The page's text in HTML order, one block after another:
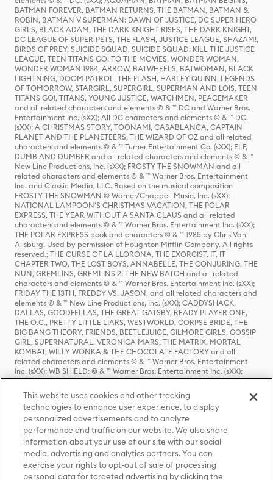
BATMAN FOREVER, BATMAN RETURNS, THE BATMAN, BATMAN &
ROBIN, BATMAN V SUPERMAN: DAWN OF JUSTICE, DC SUPER HERO
GIRLS, BLACK ADAM, THE DARK KNIGHT RISES, THE DARK KNIGHT,
DC LEAGUE OF SUPER-PETS, THE FLASH, JUSTICE LEAGUE, SHAZAM!,
BIRDS OF PREY, SUICIDE SQUAD, SUICIDE SQUAD: KILL THE JUSTICE
LEAGUE, TEEN TITANS GO! TO THE MOVIES, WONDER WOMAN,
WONDER WOMAN 1984, ARROW, BATWHEELS, BATWOMAN, BLACK
LIGHTNING, DOOM PATROL, THE FLASH, HARLEY QUINN, LEGENDS
OF TOMORROW, STARGIRL, SUPERGIRL, SUPERMAN AND LOIS, TEEN
TITANS GO!, TITANS, YOUNG JUSTICE, WATCHMEN, PEACEMAKER
and all related characters and elements © & ™ DC and Warner Bros.
Entertainment Inc. (sXX); All DC characters and elements © & ™ DC.
(sXX); A CHRISTMAS STORY, TOONAMI, CASABLANCA, CAPTAIN
PLANET AND THE PLANETEERS, THE WIZARD OF OZ and all related
characters and elements © & ™ Turner Entertainment Co. (sXX); ELF,
DUMB AND DUMBER and all related characters and elements © & ™
New Line Productions, Inc. (sXX); FROSTY THE SNOWMAN and all
related characters and elements © & ™ Warner Bros. Entertainment
Inc. and Classic Media, LLC. Based on the musical composition
FROSTY THE SNOWMAN © Warner/Chappell Music, Inc. (sXX);
NATIONAL LAMPOON'S CHRISTMAS VACATION, THE POLAR
EXPRESS, THE YEAR WITHOUT A SANTA CLAUS and all related
characters and elements © & ™ Warner Bros. Entertainment Inc. (sXX);
THE POLAR EXPRESS book and characters © & ™ 1985 by Chris Van
Allsburg. Used by permission of Houghton Mifflin Company. All rights
reserved.; THE CURSE OF LA LLORONA, THE EXORCIST, IT, IT
CHAPTER TWO, THE LOST BOYS, ANNABELLE, THE CONJURING, THE
NUN, GREMLINS, GREMLINS 2: THE NEW BATCH and all related
characters and elements © & ™ Warner Bros. Entertainment Inc. (sXX);
FRIDAY THE 13TH, FREDDY VS. JASON, and all related characters and
elements © & ™ New Line Productions, Inc. (sXX); CADDYSHACK,
DALLAS, GOODFELLAS, THE GREAT GATSBY, READY PLAYER ONE,
THE O.C., PRETTY LITTLE LIARS, WESTWORLD, CORPSE BRIDE, THE
BIG BANG THEORY, FRIENDS, BEETLEJUICE, GILMORE GIRLS, GOSSIP
GIRL, SUPERNATURAL, VERONICA MARS, THE MATRIX, MORTAL
KOMBAT, WILLY WONKA & THE CHOCOLATE FACTORY and all
related characters and elements © & ™ Warner Bros. Entertainment
Inc. (sXX); WB SHIELD: © & ™ Warner Bros. Entertainment Inc. (sXX);
HOUSE OF THE DRAGON, GAME OF THRONES, and all related
characters and elements © & ™ Home Box Office, Inc. (sXX); CHILLING
ADVENTURES OF SABRINA, RIVERDALE © & ™ Warner Bros.
Entertainment Inc. Archie Comics and all related characters and
elements © & ™ Archie Comic Publications, Inc. Used with permission.
(sXX); SEINFELD and all related characters and elements © & ™ Castle
Rock Entertainment. (sXX); TED LASSO © & ™ Warner Bros.
Entertainment Inc. & Universal Television LLC (sXX); THE HOBBIT: AN
UNEXPECTED JOURNEY, THE HOBBIT: THE DESOLATION OF SMAUG,
THE HOBBIT: THE BATTLE OF THE FIVE ARMIES, THE LORD OF THE
This website uses cookies and other tracking
technologies to enhance user experience, to display
personalized advertisements and to analyze
performance and traffic on our website. We also share
information about your use of our site with our social
media, advertising and analytics partners. You can
exercise your rights to opt-out of sale of processing
personal data for targeted advertising by clicking the